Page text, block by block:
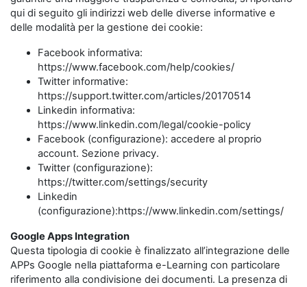
qui di seguito gli indirizzi web delle diverse informative e
delle modalità per la gestione dei cookie:
Facebook informativa:
https://www.facebook.com/help/cookies/
Twitter informative:
https://support.twitter.com/articles/20170514
Linkedin informativa:
https://www.linkedin.com/legal/cookie-policy
Facebook (configurazione): accedere al proprio
account. Sezione privacy.
Twitter (configurazione):
https://twitter.com/settings/security
Linkedin
(configurazione):https://www.linkedin.com/settings/
Google Apps Integration
Questa tipologia di cookie è finalizzato all’integrazione delle
APPs Google nella piattaforma e-Learning con particolare
riferimento alla condivisione dei documenti. La presenza di